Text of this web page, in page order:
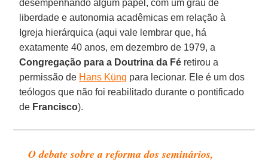
desempenhando algum papel, com um grau de
liberdade e autonomia acadêmicas em relação à
Igreja hierárquica (aqui vale lembrar que, há
exatamente 40 anos, em dezembro de 1979, a
Congregação para a Doutrina da Fé retirou a
permissão de Hans Küng para lecionar. Ele é um dos
teólogos que não foi reabilitado durante o pontificado
de Francisco).
O debate sobre a reforma dos seminários,